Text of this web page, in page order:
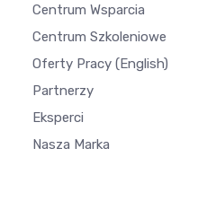
Centrum Wsparcia
Centrum Szkoleniowe
Oferty Pracy (English)
Partnerzy
Eksperci
Nasza Marka